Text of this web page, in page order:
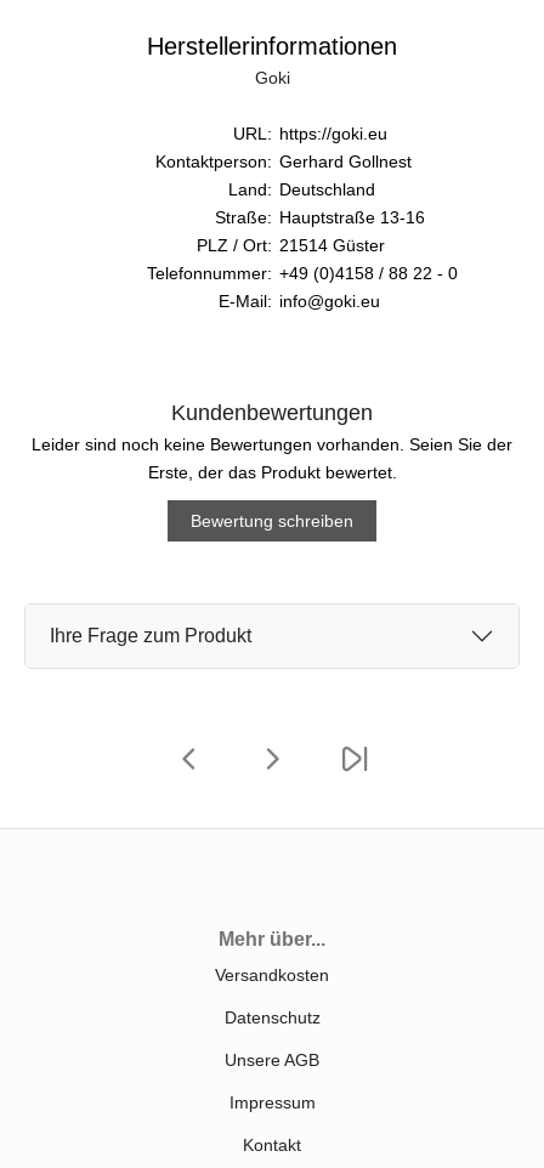
Herstellerinformationen
Goki
URL: https://goki.eu
Kontaktperson: Gerhard Gollnest
Land: Deutschland
Straße: Hauptstraße 13-16
PLZ / Ort: 21514 Güster
Telefonnummer: +49 (0)4158 / 88 22 - 0
E-Mail: info@goki.eu
Kundenbewertungen
Leider sind noch keine Bewertungen vorhanden. Seien Sie der
Erste, der das Produkt bewertet.
Bewertung schreiben
Ihre Frage zum Produkt
Mehr über...
Versandkosten
Datenschutz
Unsere AGB
Impressum
Kontakt